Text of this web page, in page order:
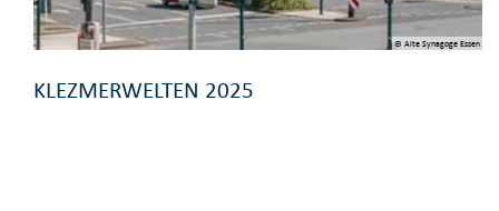
© Alte Synagoge Essen
KLEZMERWELTEN 2025